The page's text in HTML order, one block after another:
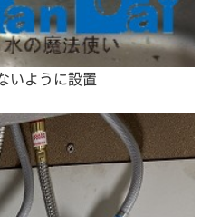
いように設置